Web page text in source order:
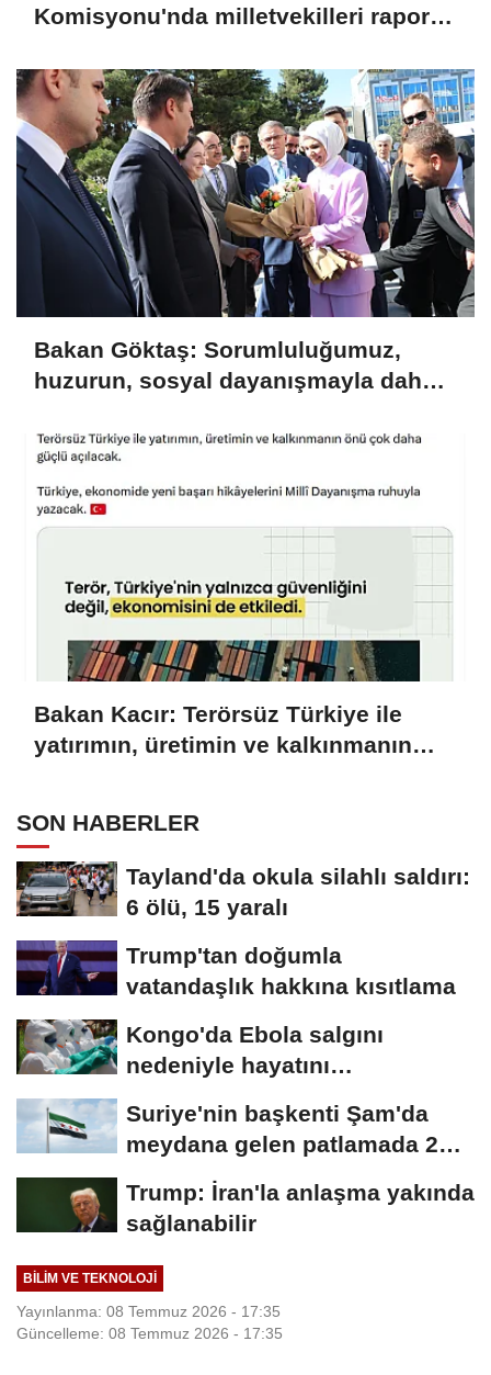
Komisyonu'nda milletvekilleri rapora
Bakan Göktaş: Sorumluluğumuz,
huzurun, sosyal dayanışmayla daha
Bakan Kacır: Terörsüz Türkiye ile
yatırımın, üretimin ve kalkınmanın
SON HABERLER
Tayland'da okula silahlı saldırı:
6 ölü, 15 yaralı
Trump'tan doğumla
vatandaşlık hakkına kısıtlama
Kongo'da Ebola salgını
nedeniyle hayatını
Suriye'nin başkenti Şam'da
meydana gelen patlamada 2
kişi hayatını...
Trump: İran'la anlaşma yakında
sağlanabilir
BILIM VE TEKNOLOJI
Yayınlanma: 08 Temmuz 2026 - 17:35
Güncelleme: 08 Temmuz 2026 - 17:35